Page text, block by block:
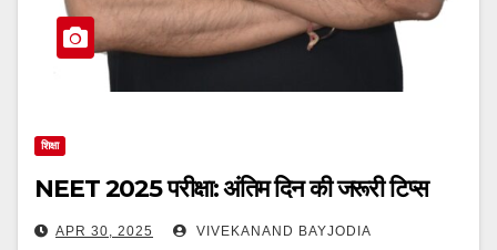
शिक्षा
NEET 2025 परीक्षा: अंतिम दिन की जरूरी टिप्स
APR 30, 2025 VIVEKANAND BAYJODIA